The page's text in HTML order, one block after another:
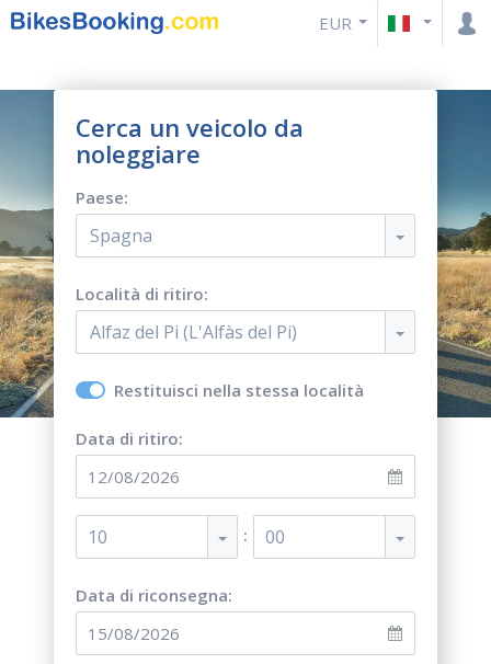
EUR
Cerca un veicolo da
noleggiare
Paese:
Spagna
Località di ritiro:
Alfaz del Pi (L'Alfàs del Pi)
Restituisci nella stessa località
Data di ritiro:
10 : 00
Data di riconsegna: